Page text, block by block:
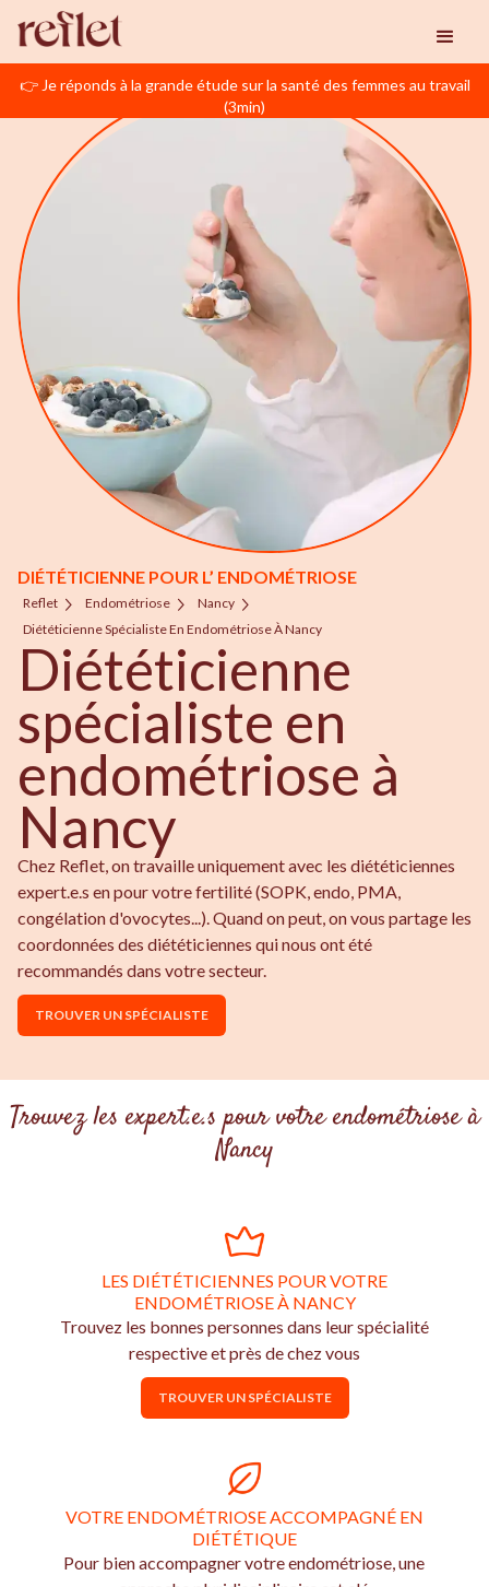
👉 Je réponds à la grande étude sur la santé des femmes au travail
(3min)
DIÉTÉTICIENNE POUR L’ ENDOMÉTRIOSE
Reflet Endométriose
Nancy
Diététicienne Spécialiste En Endométriose À Nancy
Diététicienne
spécialiste en
endométriose à
Nancy
Chez Reflet, on travaille uniquement avec les diététiciennes
expert.e.s en pour votre fertilité (SOPK, endo, PMA,
congélation d'ovocytes...). Quand on peut, on vous partage les
coordonnées des diététiciennes qui nous ont été
recommandés dans votre secteur.
TROUVER UN SPÉCIALISTE
Trouvez les expert.e.s pour votre endométriose à
Nancy
LES DIÉTÉTICIENNES POUR VOTRE
ENDOMÉTRIOSE À NANCY
Trouvez les bonnes personnes dans leur spécialité
respective et près de chez vous
TROUVER UN SPÉCIALISTE
VOTRE ENDOMÉTRIOSE ACCOMPAGNÉ EN
DIÉTÉTIQUE
Pour bien accompagner votre endométriose, une